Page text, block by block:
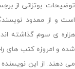
توضیحات: بوتزاتی از
است و از معدود
هزاره ی سوم گذاشته اند.
شده و امروزه كتب های
می دهند. از این